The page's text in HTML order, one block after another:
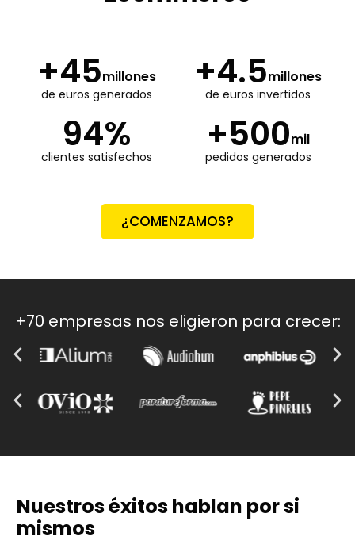
de euros generados
+45millones
de euros invertidos
+4.5millones
clientes satisfechos
94%
pedidos generados
+500mil
¿COMENZAMOS?
+70 empresas nos eligieron para crecer:
Nuestros éxitos hablan por si
mismos